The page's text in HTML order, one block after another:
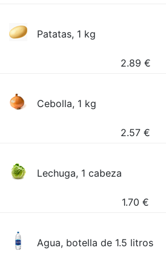
Patatas, 1 kg
2.89 €
Cebolla, 1 kg
2.57 €
Lechuga, 1 cabeza
1.70 €
Agua, botella de 1.5 litros